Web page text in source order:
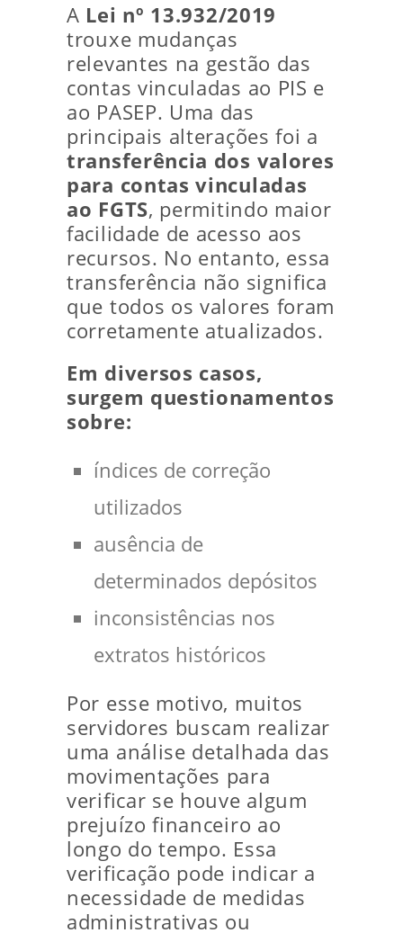
A Lei nº 13.932/2019
trouxe mudanças
relevantes na gestão das
contas vinculadas ao PIS e
ao PASEP. Uma das
principais alterações foi a
transferência dos valores
para contas vinculadas
ao FGTS, permitindo maior
facilidade de acesso aos
recursos. No entanto, essa
transferência não significa
que todos os valores foram
corretamente atualizados.
Em diversos casos,
surgem questionamentos
sobre:
índices de correção
utilizados
ausência de
determinados depósitos
inconsistências nos
extratos históricos
Por esse motivo, muitos
servidores buscam realizar
uma análise detalhada das
movimentações para
verificar se houve algum
prejuízo financeiro ao
longo do tempo. Essa
verificação pode indicar a
necessidade de medidas
administrativas ou